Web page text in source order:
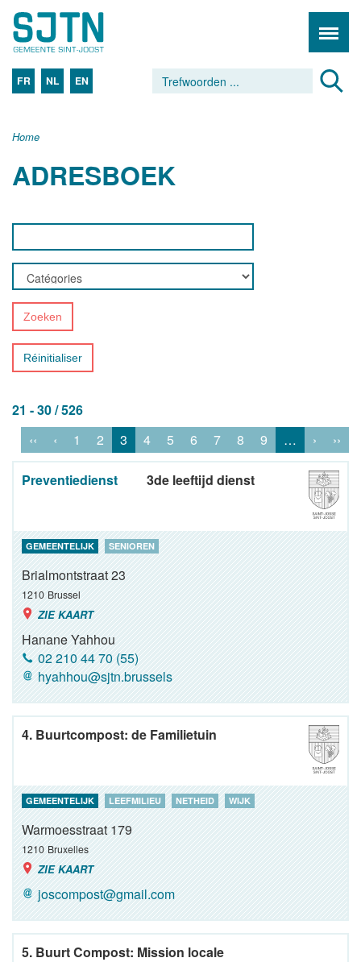
FR NL EN
Home
ADRESBOEK
Zoeken
Réinitialiser
21 - 30 / 526
‹‹
‹ 1 2 3 4 5 6 7 8 9 … › ››
Preventiedienst 3de leeftijd dienst
GEMEENTELIJK SENIOREN
Brialmontstraat 23
1210 Brussel
ZIE KAART
Hanane Yahhou
02 210 44 70 (55)
hyahhou@sjtn.brussels
4. Buurtcompost: de Familietuin
GEMEENTELIJK LEEFMILIEU NETHEID WIJK
Warmoesstraat 179
1210 Bruxelles
ZIE KAART
joscompost@gmail.com
5. Buurt Compost: Mission locale